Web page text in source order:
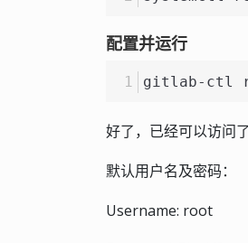
配置并运行
gitlab-ctl
好了，已经可以访问了
默认用户名及密码：
Username: root